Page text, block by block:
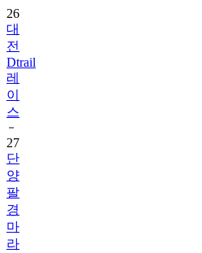
26
대
전
Dtrail
레
이
스
27
단
양
팔
경
마
라